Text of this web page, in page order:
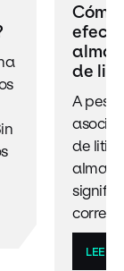
de
A
de
LEER